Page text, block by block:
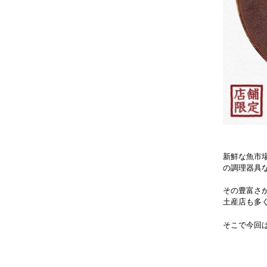
新鮮な魚市
の調理器具
その豊富さ
土産店も多
そこで今回